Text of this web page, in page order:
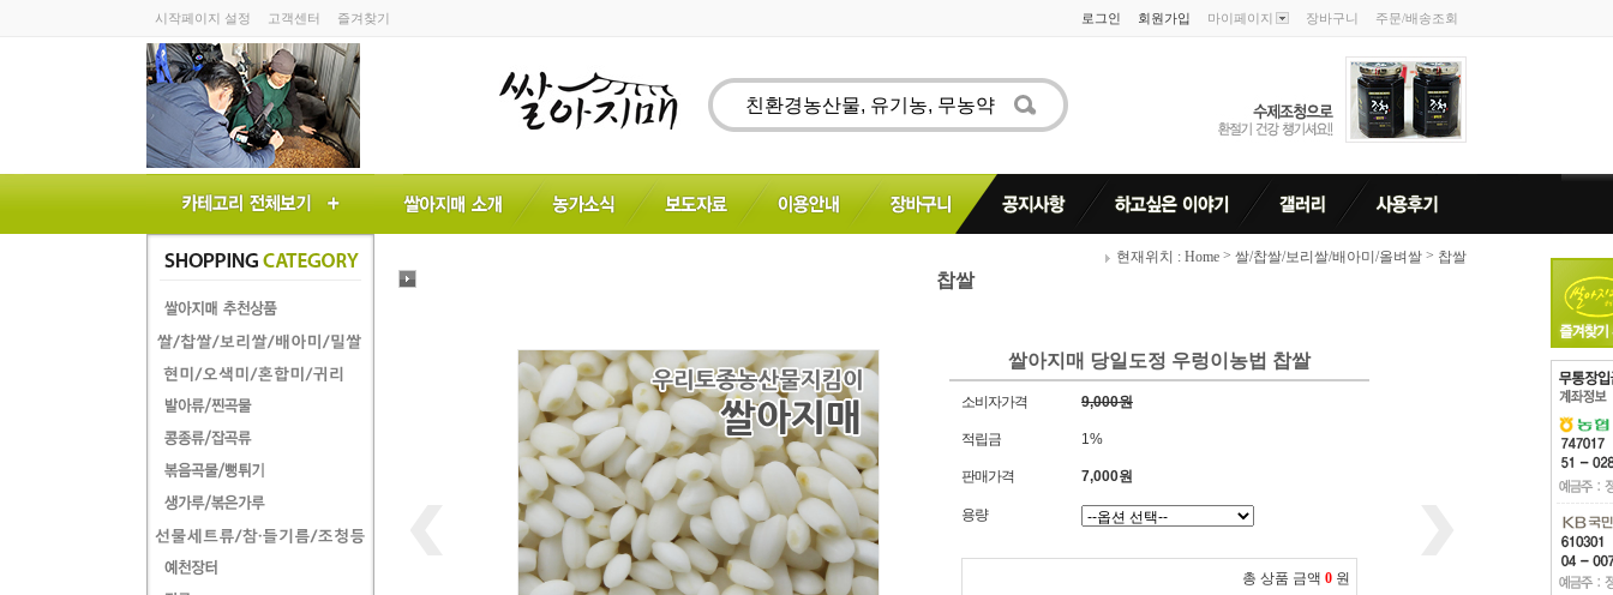
시작페이지 설정 고객센터 즐겨찾기 로그인 회원가입 마이페이지 장바구니 주문/배송조회
현재위치 : Home > 쌀/찹쌀/보리쌀/배아미/올벼쌀 > 찹쌀
찹쌀
쌀아지매 당일도정 우렁이농법 찹쌀
소비자가격 9,000원
적립금 1%
판매가격 7,000원
용량
총 상품 금액 0 원